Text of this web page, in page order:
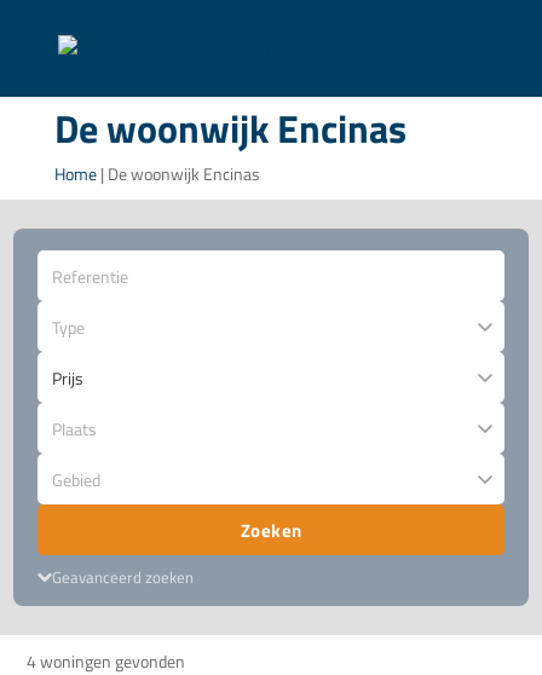
De woonwijk Encinas
Home| De woonwijk Encinas
Type
Plaats
Gebied
Zoeken
Geavanceerd zoeken
4 woningen gevonden